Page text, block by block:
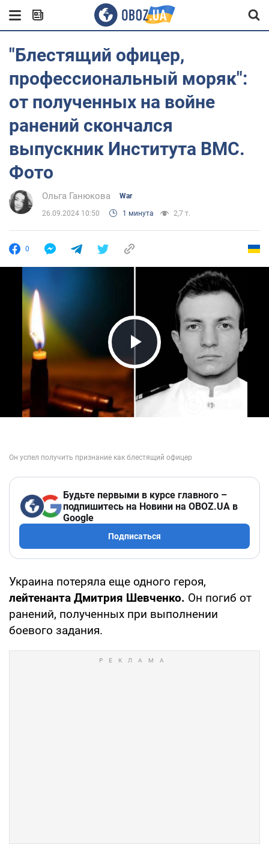
"Блестящий офицер,
профессиональный моряк":
от полученных на войне
ранений скончался
выпускник Института ВМС.
Фото
Ольга Ганюкова War
26.09.2024 10:50 1 минута 2,7 т.
0
Play Video
Будьте первыми в курсе главного –
подпишитесь на Новини на OBOZ.UA в
Google
Подписаться
Украина потеряла еще одного героя,
лейтенанта Дмитрия Шевченко. Он погиб от
ранений, полученных при выполнении
боевого задания.